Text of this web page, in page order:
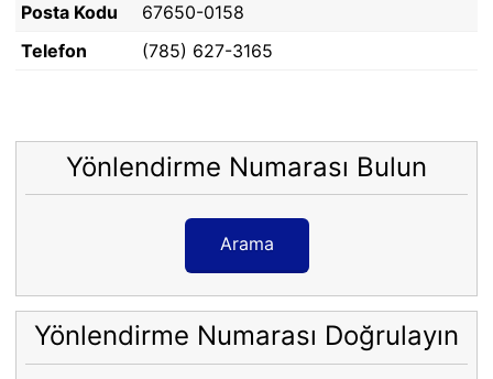
Posta Kodu
67650-0158
Telefon
(785) 627-3165
Yönlendirme Numarası Bulun
Arama
Yönlendirme Numarası Doğrulayın